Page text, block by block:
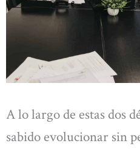
A lo largo de estas dos
sabido evolucionar sin